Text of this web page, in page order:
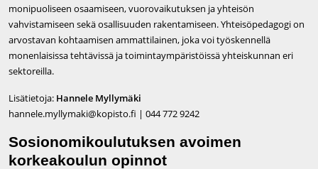
monipuoliseen osaamiseen, vuorovaikutuksen ja yhteisön
vahvistamiseen sekä osallisuuden rakentamiseen. Yhteisöpedagogi on
arvostavan kohtaamisen ammattilainen, joka voi työskennellä
monenlaisissa tehtävissä ja toimintaympäristöissä yhteiskunnan eri
sektoreilla.
Lisätietoja: Hannele Myllymäki
hannele.myllymaki@kopisto.fi | 044 772 9242
Sosionomikoulutuksen avoimen
korkeakoulun opinnot